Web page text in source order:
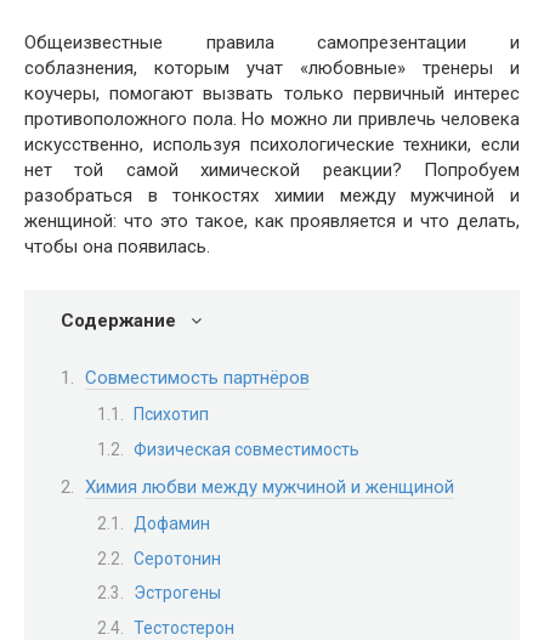
Общеизвестные правила самопрезентации и
соблазнения, которым учат «любовные» тренеры и
коучеры, помогают вызвать только первичный интерес
противоположного пола. Но можно ли привлечь человека
искусственно, используя психологические техники, если
нет той самой химической реакции? Попробуем
разобраться в тонкостях химии между мужчиной и
женщиной: что это такое, как проявляется и что делать,
чтобы она появилась.
Содержание
Совместимость партнёров
Психотип
Физическая совместимость
Химия любви между мужчиной и женщиной
Дофамин
Серотонин
Эстрогены
Тестостерон